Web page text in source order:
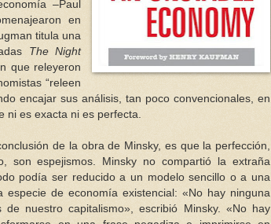
–Paul
en
titula una
The Night
que releyeron
“releen
encajar sus análisis, tan poco convencionales, en
ni es exacta ni es perfecta.
de la obra de Minsky, es que la perfección,
son espejismos. Minsky no compartió la extraña
podía ser reducido a un modelo sencillo o a una
de economía existencial: «No hay ninguna
nuestro capitalismo», escribió Minsky. «No hay